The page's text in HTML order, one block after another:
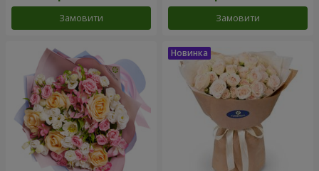
Замовити Замовити